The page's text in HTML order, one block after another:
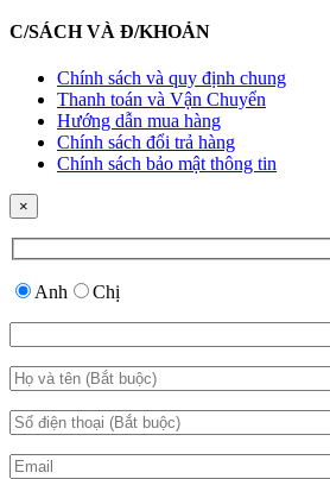
C/SÁCH VÀ Đ/KHOẢN
Chính sách và quy định chung
Thanh toán và Vận Chuyển
Hướng dẫn mua hàng
Chính sách đổi trả hàng
Chính sách bảo mật thông tin
×
Anh Chị